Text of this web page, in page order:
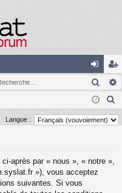
on
ne
xi
’e
nr
eg
c
Langue :
après par « nous », « notre »,
»), vous acceptez
suivantes. Si vous